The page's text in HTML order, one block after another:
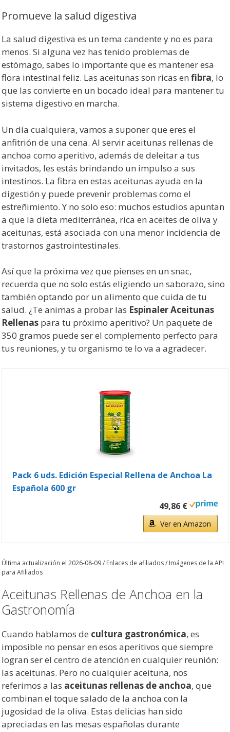
Promueve la salud digestiva
La salud digestiva es un tema candente y no es para
menos. Si alguna vez has tenido problemas de
estómago, sabes lo importante que es mantener esa
flora intestinal feliz. Las aceitunas son ricas en fibra, lo
que las convierte en un bocado ideal para mantener tu
sistema digestivo en marcha.
Un día cualquiera, vamos a suponer que eres el
anfitrión de una cena. Al servir aceitunas rellenas de
anchoa como aperitivo, además de deleitar a tus
invitados, les estás brindando un impulso a sus
intestinos. La fibra en estas aceitunas ayuda en la
digestión y puede prevenir problemas como el
estreñimiento. Y no solo eso: muchos estudios apuntan
a que la dieta mediterránea, rica en aceites de oliva y
aceitunas, está asociada con una menor incidencia de
trastornos gastrointestinales.
Así que la próxima vez que pienses en un snac,
recuerda que no solo estás eligiendo un saborazo, sino
también optando por un alimento que cuida de tu
salud. ¿Te animas a probar las Espinaler Aceitunas
Rellenas para tu próximo aperitivo? Un paquete de
350 gramos puede ser el complemento perfecto para
tus reuniones, y tu organismo te lo va a agradecer.
Pack 6 uds. Edición Especial Rellena de Anchoa La
Española 600 gr
49,86 €
Ver en Amazon
Última actualización el 2026-08-09 / Enlaces de afiliados / Imágenes de la API
para Afiliados
Aceitunas Rellenas de Anchoa en la
Gastronomía
Cuando hablamos de cultura gastronómica, es
imposible no pensar en esos aperitivos que siempre
logran ser el centro de atención en cualquier reunión:
las aceitunas. Pero no cualquier aceituna, nos
referimos a las aceitunas rellenas de anchoa, que
combinan el toque salado de la anchoa con la
jugosidad de la oliva. Estas delicias han sido
apreciadas en las mesas españolas durante